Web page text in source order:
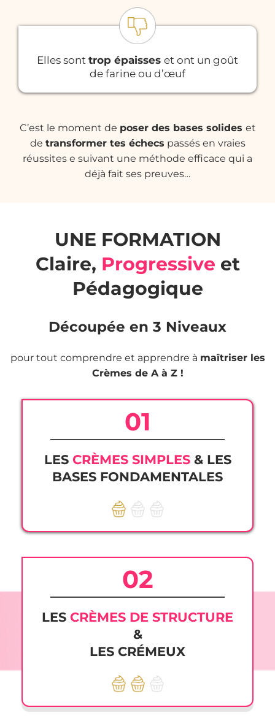
Elles sont trop épaisses et ont un goût
de farine ou d’œuf
C’est le moment de poser des bases solides et
de transformer tes échecs passés en vraies
réussites e suivant une méthode efficace qui a
déjà fait ses preuves…
UNE FORMATION
Claire, Progressive et
Pédagogique
Découpée en 3 Niveaux
pour tout comprendre et apprendre à maîtriser les
Crèmes de A à Z !
01
LES CRÈMES SIMPLES& LES
BASES FONDAMENTALES
02
LES CRÈMES DE STRUCTURE
&
LES CRÉMEUX